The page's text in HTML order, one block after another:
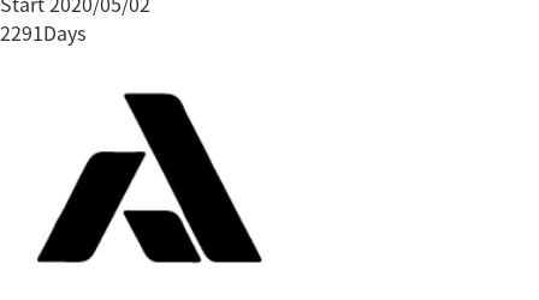
2291Days